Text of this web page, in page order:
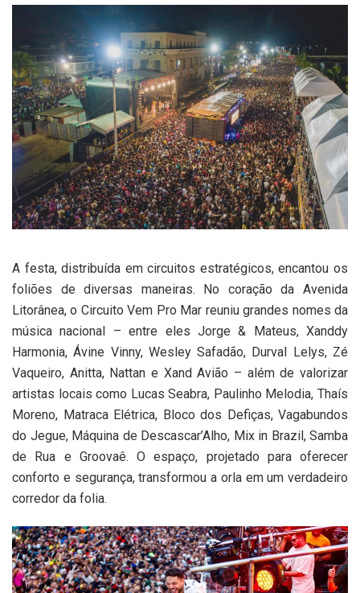
A festa, distribuída em circuitos estratégicos, encantou os
foliões de diversas maneiras. No coração da Avenida
Litorânea, o Circuito Vem Pro Mar reuniu grandes nomes da
música nacional – entre eles Jorge & Mateus, Xanddy
Harmonia, Ávine Vinny, Wesley Safadão, Durval Lelys, Zé
Vaqueiro, Anitta, Nattan e Xand Avião – além de valorizar
artistas locais como Lucas Seabra, Paulinho Melodia, Thaís
Moreno, Matraca Elétrica, Bloco dos Defiças, Vagabundos
do Jegue, Máquina de Descascar’Alho, Mix in Brazil, Samba
de Rua e Groovaê. O espaço, projetado para oferecer
conforto e segurança, transformou a orla em um verdadeiro
corredor da folia.